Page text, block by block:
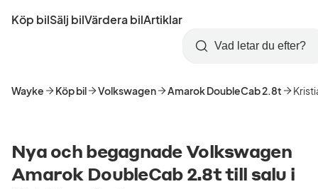
till
Startsida
Köp bilSälj bilVärdera bilArtiklar
Skapa
konto
Logga
in
Sök
Wayke Köp bil Volkswagen Amarok DoubleCab 2.8t
Nya och begagnade Volkswagen
Amarok DoubleCab 2.8t till salu i